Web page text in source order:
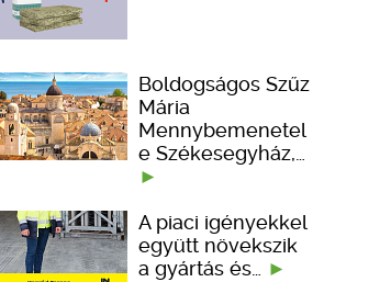
Boldogságos Szűz
Mária
Mennybemenetel
e Székesegyház,…
A piaci igényekkel
együtt növekszik
a gyártás és…